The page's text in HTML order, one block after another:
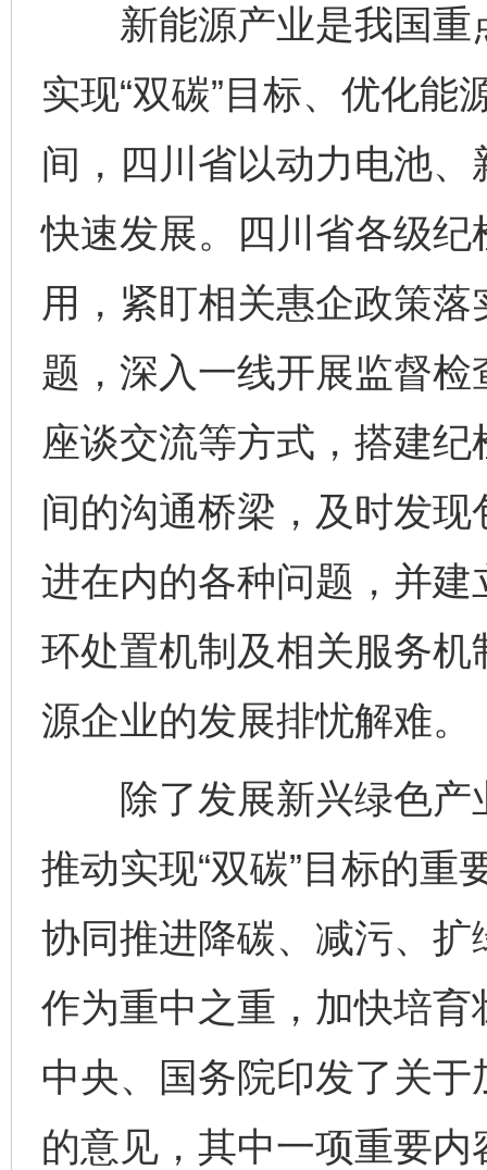
新能源产业是我国重
实现“双碳”目标、优化能
间，四川省以动力电池
快速发展。四川省各级
用，紧盯相关惠企政策
题，深入一线开展监督
座谈交流等方式，搭建
间的沟通桥梁，及时发
进在内的各种问题，并
环处置机制及相关服务
源企业的发展排忧解难。
除了发展新兴绿色产
推动实现“双碳”目标的重
协同推进降碳、减污、
作为重中之重，加快培
中央、国务院印发了关
的意见，其中一项重要